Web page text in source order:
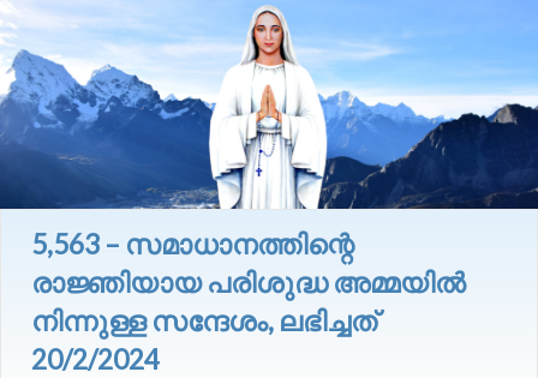
5,563 – സമാധാനത്തിന്റെ
രാജ്ഞിയായ പരിശുദ്ധ അമ്മയിൽ
നിന്നുള്ള സന്ദേശം, ലഭിച്ചത്
20/2/2024